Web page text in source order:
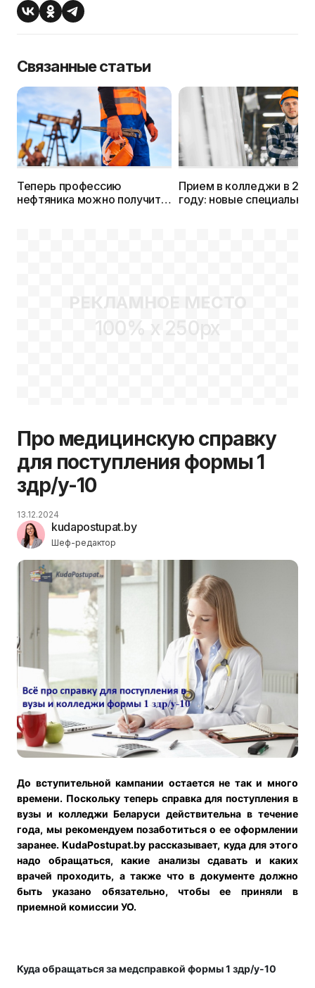
Связанные статьи
Теперь профессию
нефтяника можно получить
Прием в колледжи в
году: новые
РЕКЛАМНОЕ МЕСТО
100% x 250px
Про медицинскую справку
для поступления формы 1
здр/у-10
kudapostupat.by
Шеф-редактор
13.12.2024
До вступительной кампании остается не так и много
времени. Поскольку теперь справка для поступления в
вузы и колледжи Беларуси действительна в течение
года, мы рекомендуем позаботиться о ее оформлении
заранее. KudaPostupat.by рассказывает, куда для этого
надо обращаться, какие анализы сдавать и каких
врачей проходить, а также что в документе должно
быть указано обязательно, чтобы ее приняли в
приемной комиссии УО.
Куда обращаться за медсправкой формы 1 здр/у-10